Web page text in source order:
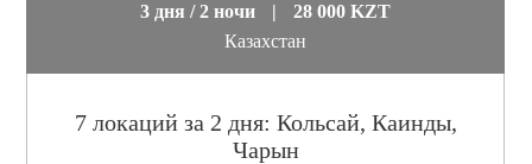
3 дня / 2 ночи |
28 000 KZT
Казахстан
7 локаций за 2 дня: Кольсай, Каинды,
Чарын